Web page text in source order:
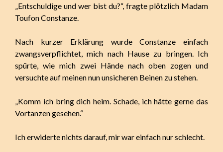
„Entschuldige und wer bist du?“, fragte plötzlich Madam
Toufon Constanze.
Nach kurzer Erklärung wurde Constanze einfach
zwangsverpflichtet, mich nach Hause zu bringen. Ich
spürte, wie mich zwei Hände nach oben zogen und
versuchte auf meinen nun unsicheren Beinen zu stehen.
„Komm ich bring dich heim. Schade, ich hätte gerne das
Vortanzen gesehen.“
Ich erwiderte nichts darauf, mir war einfach nur schlecht.